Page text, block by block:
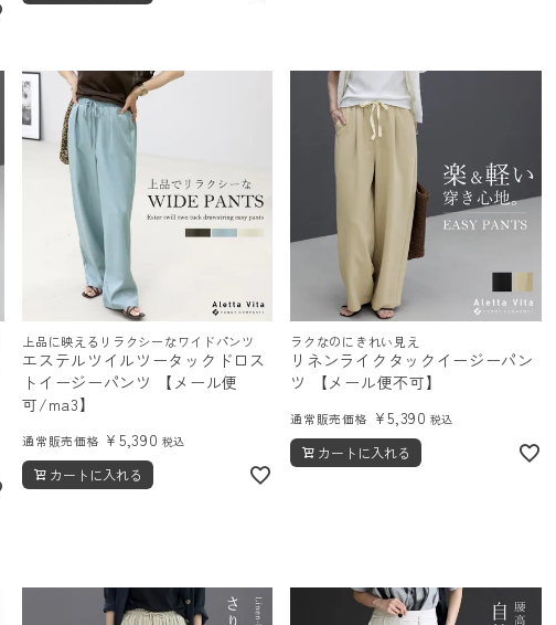
上品に映えるリラクシーなワイドパンツ
エステルツイルツータックドロス
トイージーパンツ 【メール便
可/ma3】
通常販売価格 ¥5,390 税込
カートに入れる
ラクなのにきれい見え
リネンライクタックイージーパン
ツ 【メール便不可】
通常販売価格 ¥5,390 税込
カートに入れる